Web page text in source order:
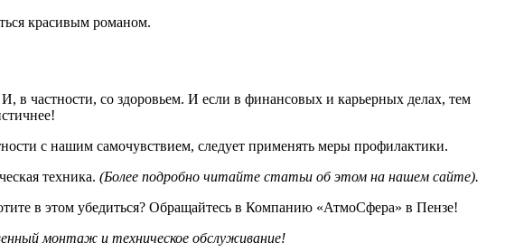
красивым романом.
в частности, со здоровьем. И если в финансовых и карьерных делах, тем
с нашим самочувствием, следует применять меры профилактики.
техника. (Более подробно читайте статьи об этом на нашем сайте).
в этом убедиться? Обращайтесь в Компанию «АтмоСфера» в Пензе!
монтаж и техническое обслуживание!